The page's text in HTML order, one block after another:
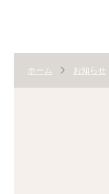
ホーム お知らせ